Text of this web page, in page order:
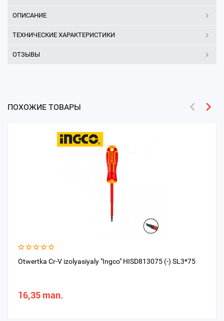
ОПИСАНИЕ
ТЕХНИЧЕСКИЕ ХАРАКТЕРИСТИКИ
ОТЗЫВЫ
ПОХОЖИЕ ТОВАРЫ
Otwertka Cr-V izolyasiyaly "Ingco" HISD813075 (-) SL3*75
16,35 man.